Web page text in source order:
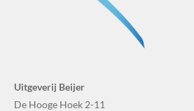
Uitgeverij Beijer
De Hooge Hoek 2-11